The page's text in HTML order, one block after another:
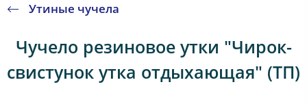
Утиные чучела
Чучело резиновое утки "Чирок-
свистунок утка отдыхающая" (ТП)